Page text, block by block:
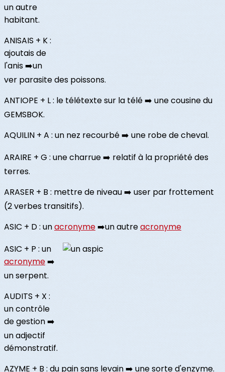
un autre
habitant.
ANISAIS + K :
ajoutais de
l'anis ➡️un
ver parasite des poissons.
ANTIOPE + L : le télétexte sur la télé ➡️ une cousine du
GEMSBOK.
AQUILIN + A : un nez recourbé ➡️ une robe de cheval.
ARAIRE + G : une charrue ➡️ relatif à la propriété des
terres.
ARASER + B : mettre de niveau ➡️ user par frottement
(2 verbes transitifs).
ASIC + D : unacronyme➡️un autreacronyme
ASIC + P : un
acronyme➡️
un serpent.
AUDITS + X :
un contrôle
de gestion ➡️
un adjectif
démonstratif.
AZYME + B : du pain sans levain ➡️ une sorte d'enzyme.